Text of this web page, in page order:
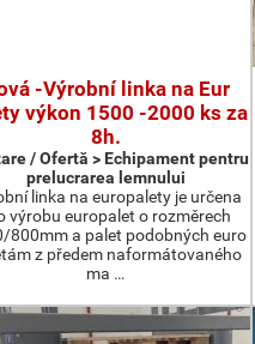
-Výrobní linka na Eur
výkon 1500 -2000 ks za
8h.
/ Ofertă > Echipament pentru
prelucrarea lemnului
linka na europalety je určena
výrobu europalet o rozměrech
800mm a palet podobných euro
z předem naformátovaného
ma …